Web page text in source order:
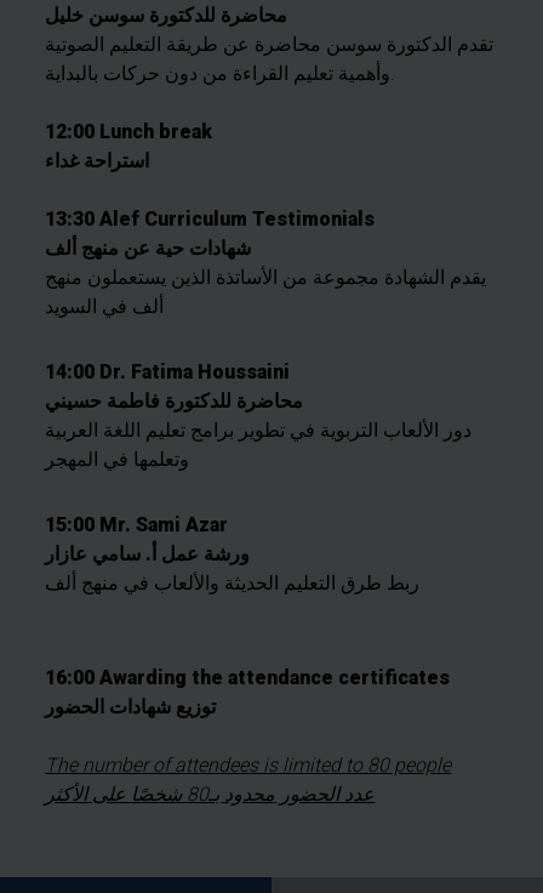
محاضرة للدكتورة سوسن خليل
تقدم الدكتورة سوسن محاضرة عن طريقة التعليم الصوتية
وأهمية تعليم القراءة من دون حركات بالبداية.
12:00 Lunch break
استراحة غداء
13:30 Alef Curriculum Testimonials
شهادات حية عن منهج ألف
يقدم الشهادة مجموعة من الأساتذة الذين يستعملون منهج
ألف في السويد
14:00 Dr. Fatima Houssaini
محاضرة للدكتورة فاطمة حسيني
دور الألعاب التربوية في تطوير برامج تعليم اللغة العربية
وتعلمها في المهجر
15:00 Mr. Sami Azar
ورشة عمل أ. سامي عازار
ربط طرق التعليم الحديثة والألعاب في منهج ألف
16:00 Awarding the attendance certificates
توزيع شهادات الحضور
The number of attendees is limited to 80 people
عدد الحضور محدود بـ80 شخصًا على الأكثر